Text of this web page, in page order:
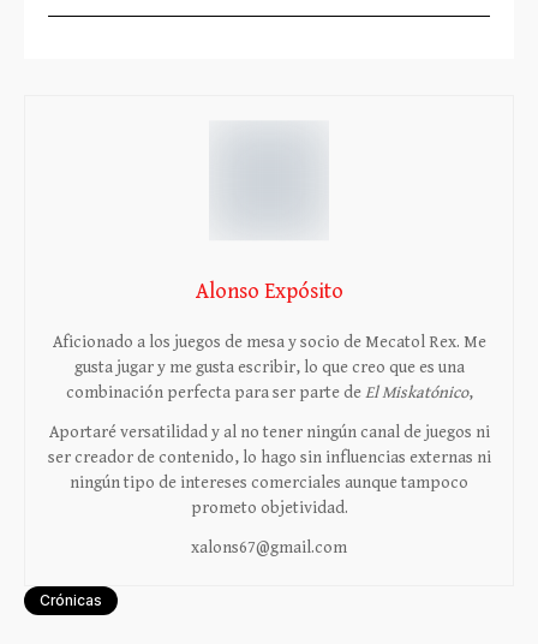
Alonso Expósito
Aficionado a los juegos de mesa y socio de Mecatol Rex. Me
gusta jugar y me gusta escribir, lo que creo que es una
combinación perfecta para ser parte deEl Miskatónico,
Aportaré versatilidad y al no tener ningún canal de juegos ni
ser creador de contenido, lo hago sin influencias externas ni
ningún tipo de intereses comerciales aunque tampoco
prometo objetividad.
xalons67@gmail.com
Crónicas